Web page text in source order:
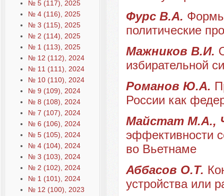
№ 5 (117), 2025
№ 4 (116), 2025
№ 3 (115), 2025
№ 2 (114), 2025
№ 1 (113), 2025
№ 12 (112), 2024
№ 11 (111), 2024
№ 10 (110), 2024
№ 9 (109), 2024
№ 8 (108), 2024
№ 7 (107), 2024
№ 6 (106), 2024
№ 5 (105), 2024
№ 4 (104), 2024
№ 3 (103), 2024
№ 2 (102), 2024
№ 1 (101), 2024
№ 12 (100), 2023
Фурс В.А.
политические
Мажников В.И.
избирательной
Романов Ю.А.
России как
Майстат М.А.,
эффективности
во Вьетнаме
Аббасов О.Т.
устройства или